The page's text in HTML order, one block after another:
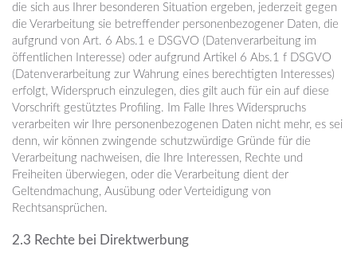
die sich aus Ihrer besonderen Situation ergeben, jederzeit gegen
die Verarbeitung sie betreffender personenbezogener Daten, die
aufgrund von Art. 6 Abs.1 e DSGVO (Datenverarbeitung im
öffentlichen Interesse) oder aufgrund Artikel 6 Abs.1 f DSGVO
(Datenverarbeitung zur Wahrung eines berechtigten Interesses)
erfolgt, Widerspruch einzulegen, dies gilt auch für ein auf diese
Vorschrift gestütztes Profiling. Im Falle Ihres Widerspruchs
verarbeiten wir Ihre personenbezogenen Daten nicht mehr, es sei
denn, wir können zwingende schutzwürdige Gründe für die
Verarbeitung nachweisen, die Ihre Interessen, Rechte und
Freiheiten überwiegen, oder die Verarbeitung dient der
Geltendmachung, Ausübung oder Verteidigung von
Rechtsansprüchen.
2.3 Rechte bei Direktwerbung